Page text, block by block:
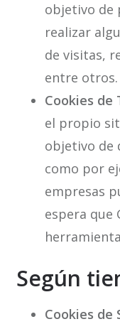
objetivo de
realizar
de visitas,
entre otros.
Cookies de
el propio
objetivo de
como por
empresas
espera que
herramienta
Según
Cookies de